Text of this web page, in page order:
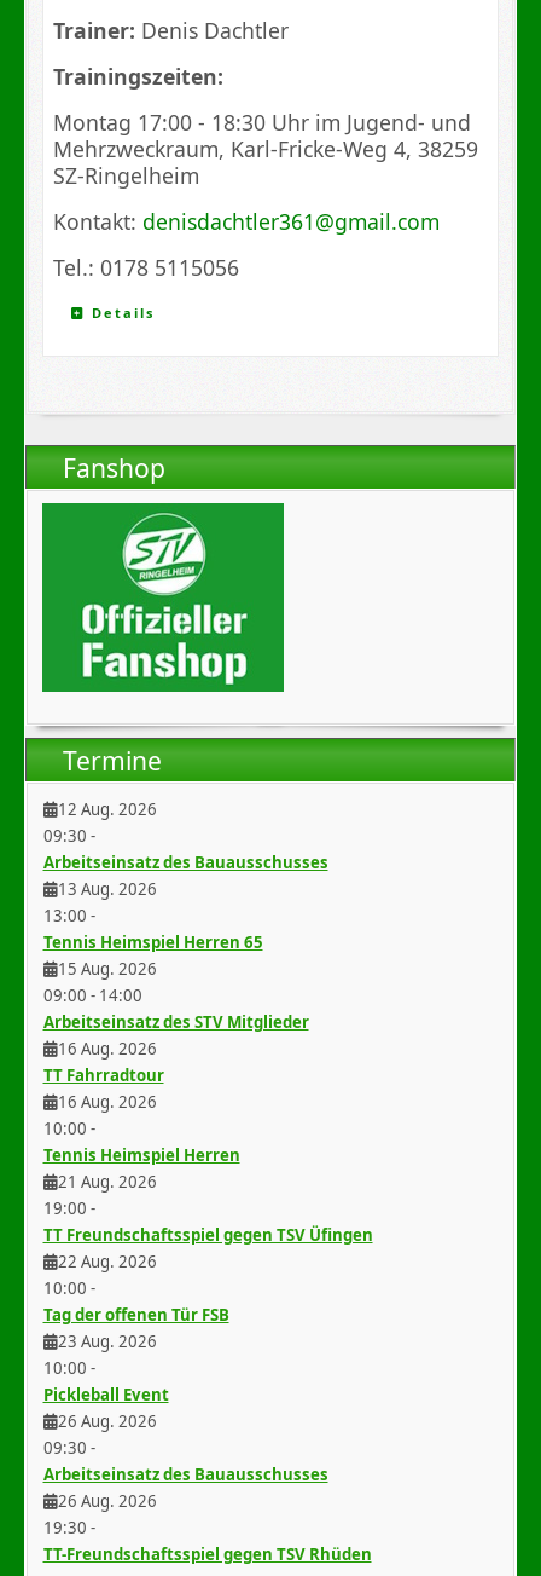
Fanshop
Termine
12 Aug. 2026
09:30 -
Arbeitseinsatz des Bauausschusses
13 Aug. 2026
13:00 -
Tennis Heimspiel Herren 65
15 Aug. 2026
09:00 - 14:00
Arbeitseinsatz des STV Mitglieder
16 Aug. 2026
TT Fahrradtour
16 Aug. 2026
10:00 -
Tennis Heimspiel Herren
21 Aug. 2026
19:00 -
TT Freundschaftsspiel gegen TSV Üfingen
22 Aug. 2026
10:00 -
Tag der offenen Tür FSB
23 Aug. 2026
10:00 -
Pickleball Event
26 Aug. 2026
09:30 -
Arbeitseinsatz des Bauausschusses
26 Aug. 2026
19:30 -
TT-Freundschaftsspiel gegen TSV Rhüden
Trainer: Denis Dachtler
Trainingszeiten:
Montag 17:00 - 18:30 Uhr im Jugend- und
Mehrzweckraum, Karl-Fricke-Weg 4, 38259
SZ-Ringelheim
Kontakt: denisdachtler361@gmail.com
Tel.: 0178 5115056
Details